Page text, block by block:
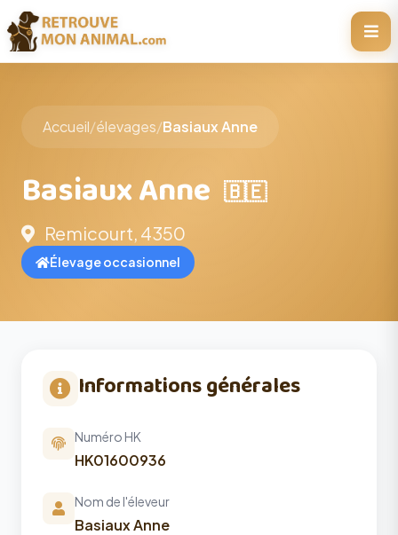
Accueil/élevages/Basiaux Anne
Basiaux Anne 🇧🇪
Remicourt, 4350
Élevage occasionnel
Informations générales
Numéro HK
HK01600936
Nom de l'éleveur
Basiaux Anne